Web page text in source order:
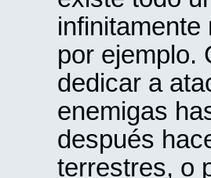
por ejemplo.
dedicar a
enemigas
después
terrestres, o